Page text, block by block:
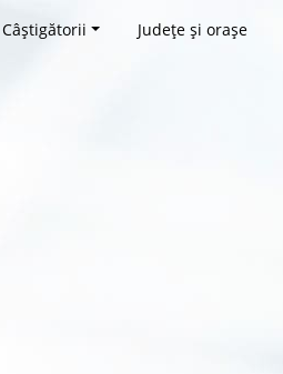
Câștigătorii Județe și orașe